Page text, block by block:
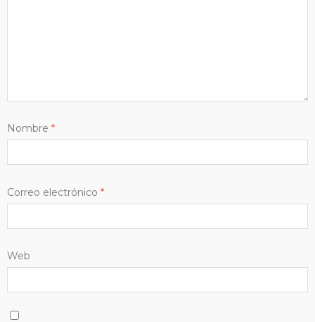
Nombre *
Correo electrónico *
Web